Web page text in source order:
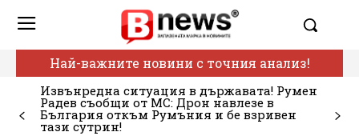
Най-важните новини с точния анализ!
Извънредна ситуация в държавата! Румен
Радев съобщи от МС: Дрон навлезе в
България откъм Румъния и бе взривен
тази сутрин!